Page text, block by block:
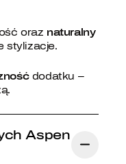
oraz naturalny
stylizacje.
dodatku –
Aspen